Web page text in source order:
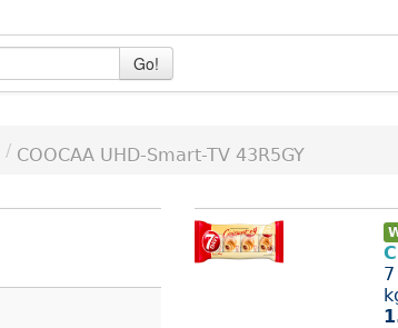
Go!
/ COOCAA UHD-Smart-TV 43R5GY